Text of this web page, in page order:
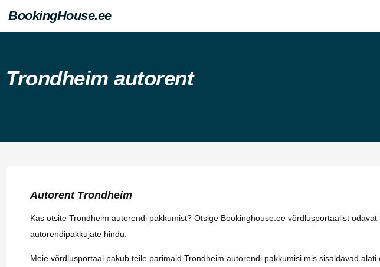
BookingHouse.ee
Trondheim autorent
Autorent Trondheim
Kas otsite Trondheim autorendi pakkumist? Otsige Bookinghouse.ee võrdlusportaalist
autorendipakkujate hindu.
Meie võrdlusportaal pakub teile parimaid Trondheim autorendi pakkumisi mis sisaldavad